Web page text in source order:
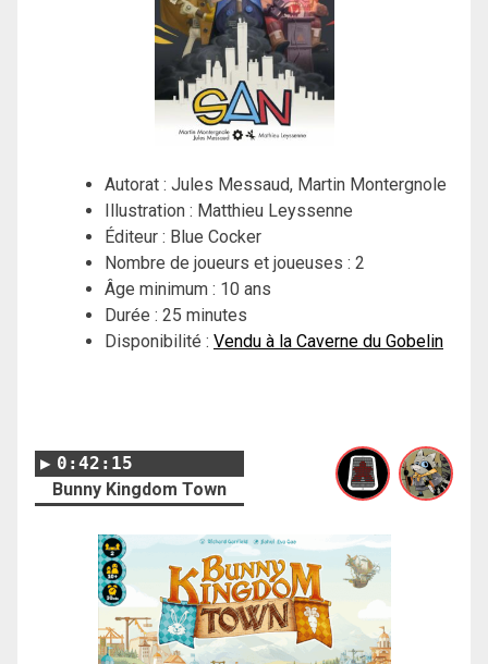
Autorat : Jules Messaud, Martin Montergnole
Illustration : Matthieu Leyssenne
Éditeur : Blue Cocker
Nombre de joueurs et joueuses : 2
Âge minimum : 10 ans
Durée : 25 minutes
Disponibilité : Vendu à la Caverne du Gobelin
0:42:15
Bunny Kingdom Town